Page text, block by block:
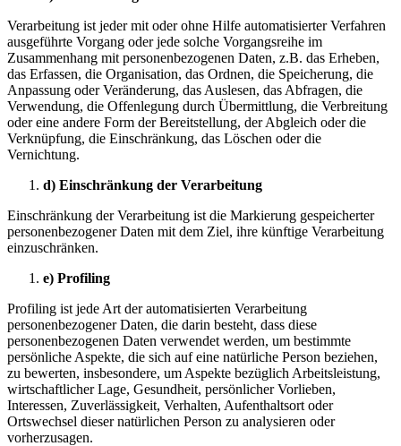
Verarbeitung ist jeder mit oder ohne Hilfe automatisierter Verfahren
ausgeführte Vorgang oder jede solche Vorgangsreihe im
Zusammenhang mit personenbezogenen Daten, z.B. das Erheben,
das Erfassen, die Organisation, das Ordnen, die Speicherung, die
Anpassung oder Veränderung, das Auslesen, das Abfragen, die
Verwendung, die Offenlegung durch Übermittlung, die Verbreitung
oder eine andere Form der Bereitstellung, der Abgleich oder die
Verknüpfung, die Einschränkung, das Löschen oder die
Vernichtung.
d) Einschränkung der Verarbeitung
Einschränkung der Verarbeitung ist die Markierung gespeicherter
personenbezogener Daten mit dem Ziel, ihre künftige Verarbeitung
einzuschränken.
e) Profiling
Profiling ist jede Art der automatisierten Verarbeitung
personenbezogener Daten, die darin besteht, dass diese
personenbezogenen Daten verwendet werden, um bestimmte
persönliche Aspekte, die sich auf eine natürliche Person beziehen,
zu bewerten, insbesondere, um Aspekte bezüglich Arbeitsleistung,
wirtschaftlicher Lage, Gesundheit, persönlicher Vorlieben,
Interessen, Zuverlässigkeit, Verhalten, Aufenthaltsort oder
Ortswechsel dieser natürlichen Person zu analysieren oder
vorherzusagen.